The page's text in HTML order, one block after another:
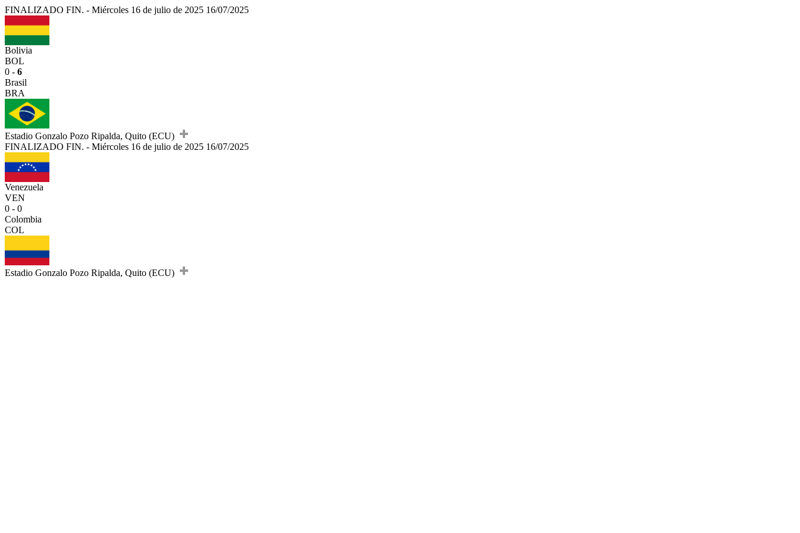
FINALIZADO FIN. - Miércoles 16 de julio de 2025 16/07/2025
Bolivia
BOL
0 - 6
Brasil
BRA
Estadio Gonzalo Pozo Ripalda, Quito (ECU)
FINALIZADO FIN. - Miércoles 16 de julio de 2025 16/07/2025
Venezuela
VEN
0 - 0
Colombia
COL
Estadio Gonzalo Pozo Ripalda, Quito (ECU)